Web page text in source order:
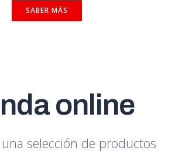
SABER MÁS
online
selección de productos